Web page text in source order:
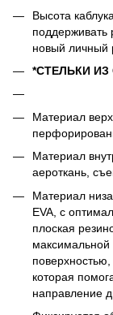
Высота
поддерживать
новый личный
*СТЕЛЬКИ
Материал
Материал
аероткань,
Материал
EVA, с
плоская
которая
направление